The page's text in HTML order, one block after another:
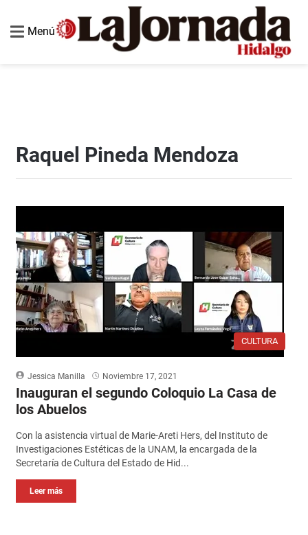
Menú
Raquel Pineda Mendoza
CULTURA
Jessica Manilla Noviembre 17, 2021
Inauguran el segundo Coloquio La Casa de
los Abuelos
Con la asistencia virtual de Marie-Areti Hers, del Instituto de
Investigaciones Estéticas de la UNAM, la encargada de la
Secretaría de Cultura del Estado de Hid...
Leer más